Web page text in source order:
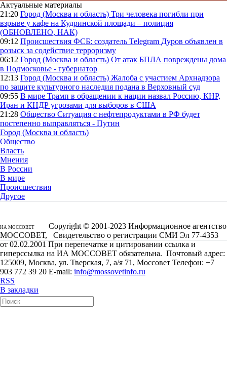
Актуальные материалы
21:20 Город (Москва и область) Три человека погибли при
взрыве у кафе на Кудринской площади – полиция
(ОБНОВЛЕНО, НАК)
09:12 Происшествия ФСБ: создатель Telegram Дуров объявлен в
розыск за содействие терроризму
06:12 Город (Москва и область) От атак БПЛА повреждены дома
в Подмосковье - губернатор
12:13 Город (Москва и область) Жалоба с участием Архнадзора
по защите культурного наследия подана в Верховный суд
09:55 В мире Трамп в обращении к нации назвал Россию, КНР,
Иран и КНДР угрозами для выборов в США
21:28 Общество Ситуация с нефтепродуктами в РФ будет
постепенно выправляться - Путин
Город (Москва и область)
Общество
Власть
Мнения
В России
В мире
Происшествия
Другое
ИА МОССОВЕТ
Copyright © 2001-2023 Информационное агентство
МОССОВЕТ, Свидетельство о регистрации СМИ Эл 77-4353
от 02.02.2001 При перепечатке и цитировании ссылка и
гиперссылка на ИА МОССОВЕТ обязательна. Почтовый адрес:
125009, Москва, ул. Тверская, 7, а/я 71, Моссовет Телефон: +7
903 772 39 20 E-mail: info@mossovetinfo.ru
RSS
В закладки